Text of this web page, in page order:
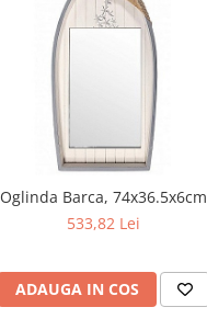
Oglinda Barca, 74x36.5x6cm
533,82 Lei
ADAUGA IN COS